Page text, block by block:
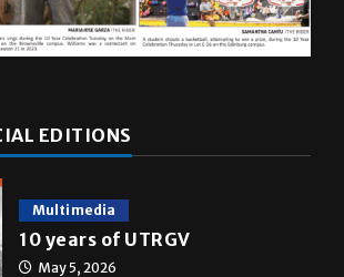
EDITIONS
Multimedia
10 years of UTRGV
May 5, 2026